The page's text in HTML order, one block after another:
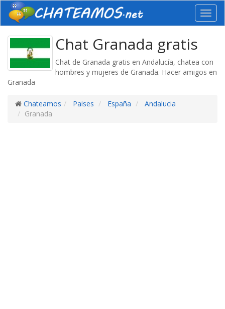
Chat Granada gratis
Chat de Granada gratis en Andalucía, chatea con
hombres y mujeres de Granada. Hacer amigos en
Granada
Chateamos Paises España
Andalucia
Granada